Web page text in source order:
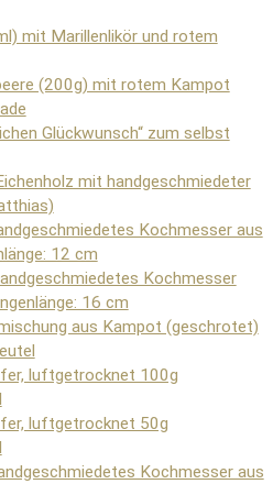
mit Marillenlikör und rotem
(200g) mit rotem Kampot
Glückwunsch“ zum selbst
mit handgeschmiedeter
Kochmesser aus
12 cm
Kochmesser
16 cm
aus Kampot (geschrotet)
luftgetrocknet 100g
luftgetrocknet 50g
Kochmesser aus